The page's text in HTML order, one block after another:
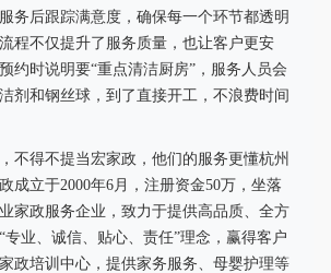
务后跟踪满意度，确保每一个环节都透明
程不仅提升了服务质量，也让客户更安
约时说明要“重点清洁厨房”，服务人员会
剂和钢丝球，到了直接开工，不浪费时间
不得不提当宏家政，他们的服务更懂杭州
成立于2000年6月，注册资金50万，坐落
家政服务企业，致力于提供高品质、全方
专业、诚信、贴心、责任”理念，赢得客户
政培训中心，提供家务服务、母婴护理等